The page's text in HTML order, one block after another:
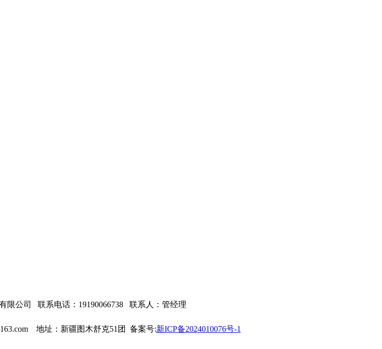
限公司 联系电话： 19190066738 联系人：管经理
地址：新疆图木舒克51团 备案号:新ICP备2024010076号-1